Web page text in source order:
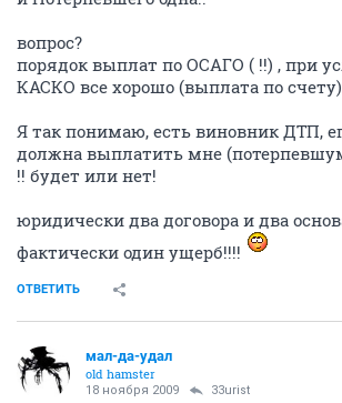
вопрос?
порядок выплат по ОСАГО ( !!) , при
КАСКО все хорошо (выплата по
Я так понимаю, есть виновник ДТП,
должна выплатить мне
!! будет или нет!
юридически два договора и два
фактически один ущерб!!!!
ОТВЕТИТЬ
мал-да-удал
old hamster
18 ноября 2009 33urist